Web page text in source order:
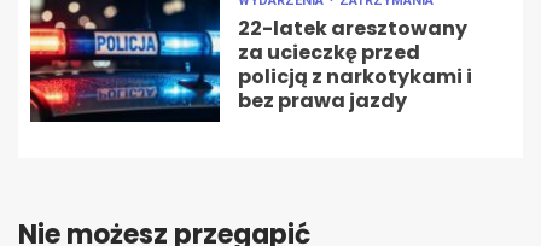
22-latek aresztowany
za ucieczkę przed
policją z narkotykami i
bez prawa jazdy
Nie możesz przegapić